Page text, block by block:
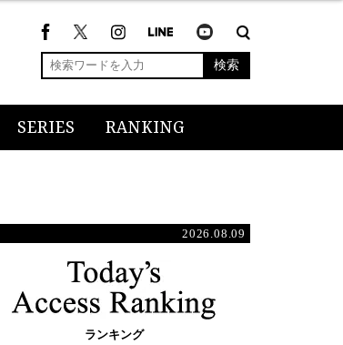
検索
SERIES RANKING
2026.08.09
ランキング